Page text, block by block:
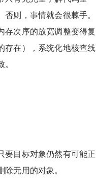
则，事情就会很棘手。
存次序的放宽调整变得复
存在），系统化地核查线
要目标对象仍然有可能正
无用的对象。